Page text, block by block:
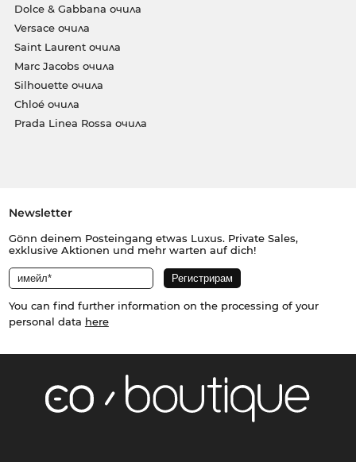
Dolce & Gabbana очила
Versace очила
Saint Laurent очила
Marc Jacobs очила
Silhouette очила
Chloé очила
Prada Linea Rossa очила
Newsletter
Gönn deinem Posteingang etwas Luxus. Private Sales,
exklusive Aktionen und mehr warten auf dich!
You can find further information on the processing of your
personal data here